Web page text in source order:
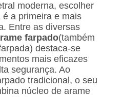
moderna, escolher
a primeira e mais
Entre as diversas
farpado(também
destaca-se
mais eficazes
segurança. Ao
tradicional, o seu
núcleo de arame